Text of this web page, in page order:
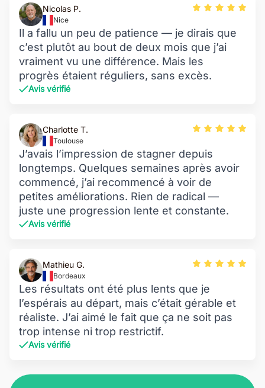
Nicolas P.
Nice
Il a fallu un peu de patience — je dirais que
c’est plutôt au bout de deux mois que j’ai
vraiment vu une différence. Mais les
progrès étaient réguliers, sans excès.
Avis vérifié
Charlotte T.
Toulouse
J’avais l’impression de stagner depuis
longtemps. Quelques semaines après avoir
commencé, j’ai recommencé à voir de
petites améliorations. Rien de radical —
juste une progression lente et constante.
Avis vérifié
Mathieu G.
Bordeaux
Les résultats ont été plus lents que je
l’espérais au départ, mais c’était gérable et
réaliste. J’ai aimé le fait que ça ne soit pas
trop intense ni trop restrictif.
Avis vérifié